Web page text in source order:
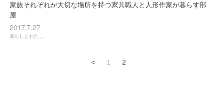
家族それぞれが大切な場所を持つ家具職人と人形作家が暮らす部
屋
2017.7.27
暮らしとわたし
< 1 2